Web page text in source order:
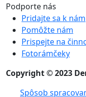
Podporte nás
Pridajte sa k nám
Pomôžte nám
Prispejte na
Fotorámčeky
Copyright © 2023
Spôsob